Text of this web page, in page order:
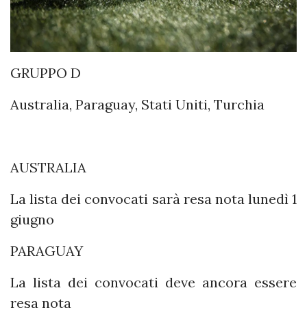
GRUPPO D
Australia, Paraguay, Stati Uniti, Turchia
AUSTRALIA
La lista dei convocati sarà resa nota lunedì 1
giugno
PARAGUAY
La lista dei convocati deve ancora essere
resa nota